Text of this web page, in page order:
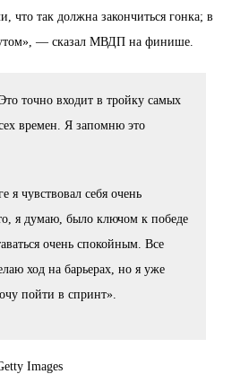
что так должна закончиться гонка; в
— сказал МВДП на финише.
точно входит в тройку самых
времен. Я запомню это
я чувствовал себя очень
я думаю, было ключом к победе
очень спокойным. Все
ход на барьерах, но я уже
пойти в спринт».